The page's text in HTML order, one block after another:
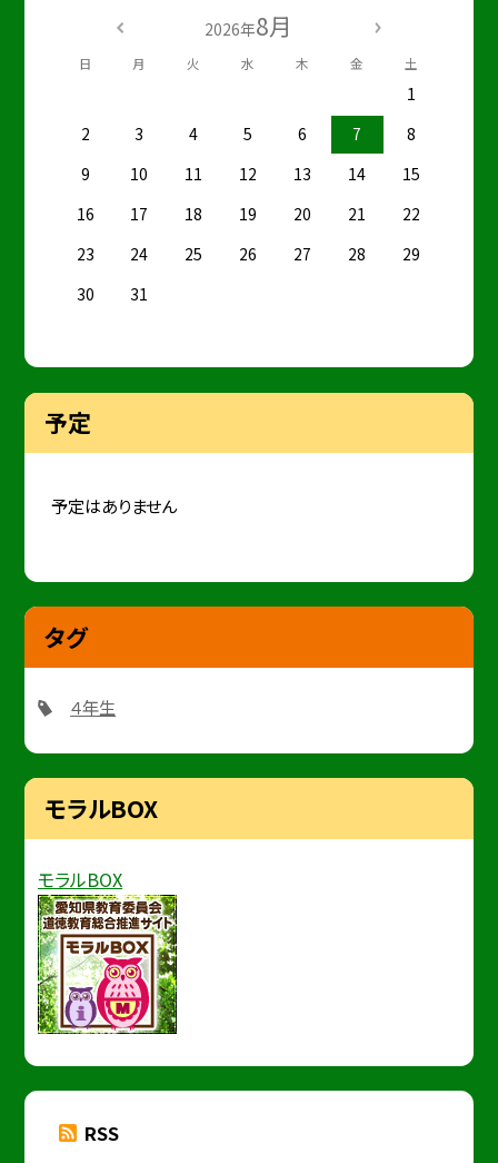
2026年8月
日 月 火 水 木 金 土
1
2
3 4 5 6 7
8
9
10 11 12 13 14
15
16
17 18 19 20 21
22
23
24 25 26 27 28
29
30
31
予定
予定はありません
タグ
４年生
モラルBOX
モラルBOX
RSS